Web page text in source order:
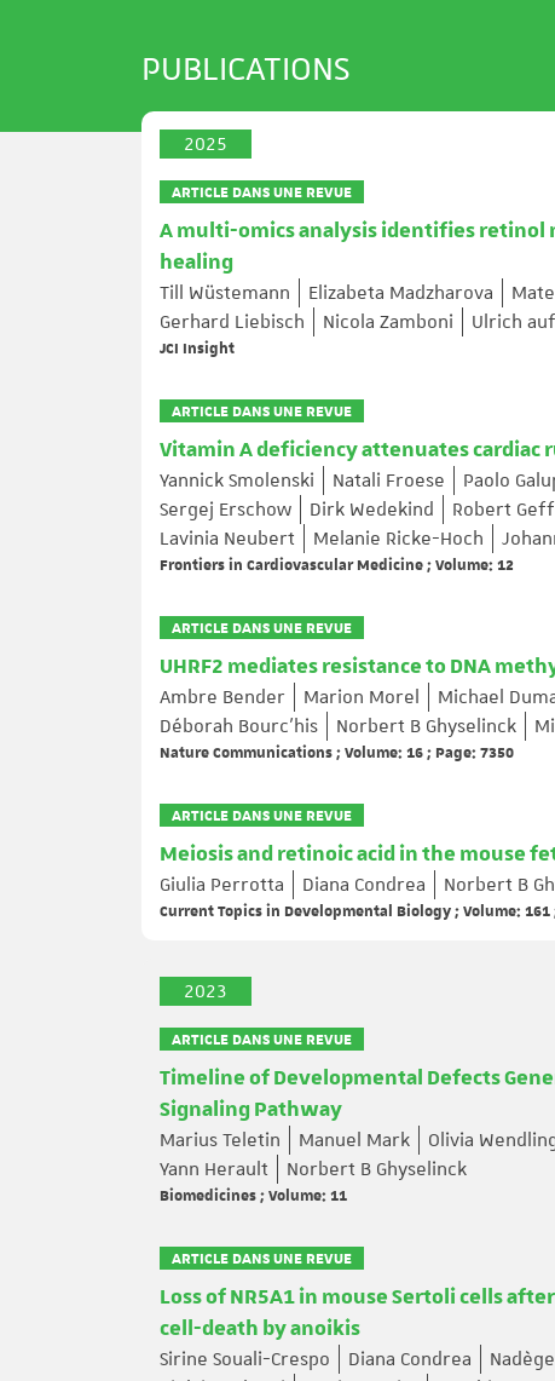
PUBLICATIONS
2025
ARTICLE DANS UNE REVUE
A multi-omics analysis identifies retinol
healing
Till Wüstemann Elizabeta Madzharova
Gerhard Liebisch
Nicola Zamboni Ulrich
JCI Insight
ARTICLE DANS UNE REVUE
Vitamin A deficiency attenuates
Yannick Smolenski Natali Froese Paolo
Sergej Erschow
Dirk Wedekind Robert
Lavinia Neubert
Melanie Ricke-Hoch
Frontiers in Cardiovascular Medicine ; Volume: 12
ARTICLE DANS UNE REVUE
UHRF2 mediates resistance to DNA
Ambre Bender Marion Morel Michael
Déborah Bourc’his
Norbert B Ghyselinck
Nature Communications ; Volume: 16 ; Page: 7350
ARTICLE DANS UNE REVUE
Meiosis and retinoic acid in the mouse
Giulia Perrotta Diana Condrea Norbert B
Current Topics in Developmental Biology ; Volume: 161
2023
ARTICLE DANS UNE REVUE
Timeline of Developmental Defects
Signaling Pathway
Marius Teletin Manuel Mark Olivia
Yann Herault
Norbert B Ghyselinck
Biomedicines ; Volume: 11
ARTICLE DANS UNE REVUE
Loss of NR5A1 in mouse Sertoli cells
cell-death by anoikis
Sirine Souali-Crespo Diana Condrea